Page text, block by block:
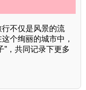
不仅是风景的流
个绚丽的城市中，
”，共同记录下更多